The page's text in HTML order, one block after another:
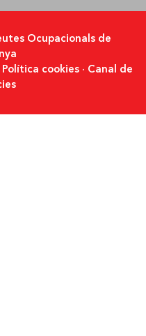
Ocupacionals de
Política cookies · Canal de